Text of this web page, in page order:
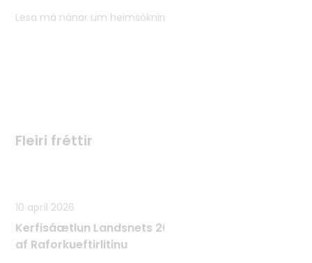
Lesa má nánar um heimsóknirnar
Fleiri fréttir
10 apríl 2026
Kerfisáætlun Landsnets 2025 - 2034 samþykkt
af Raforkueftirlitinu